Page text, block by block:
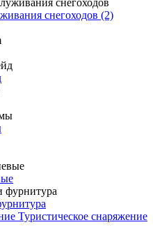
снегоходов (2)
Туристическое снаряжение